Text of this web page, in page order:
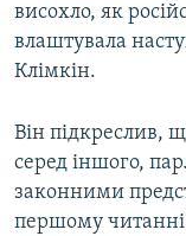
висохло, як
влаштувала
Клімкін.
Він підкреслив,
серед іншого,
законними
першому читанні